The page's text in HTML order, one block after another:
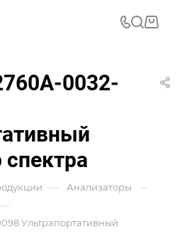
0032-
спектра
— Анализаторы —
—
Ультрапортативный